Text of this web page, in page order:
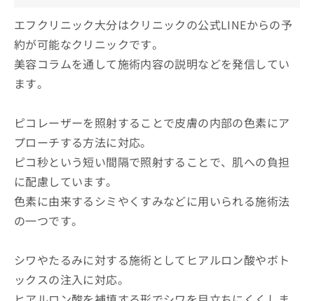
エフクリニック大分はクリニックの公式LINEからの予
約が可能なクリニックです。
美容コラムを通して施術内容の説明などを発信してい
ます。
ピコレーザーを照射することで皮膚の内部の色素にア
プローチする方法に対応。
ピコ秒という短い間隔で照射することで、肌への負担
に配慮しています。
色素に由来するシミやくすみなどに用いられる施術法
の一つです。
シワやたるみに対する施術としてヒアルロン酸やボト
ックスの注入に対応。